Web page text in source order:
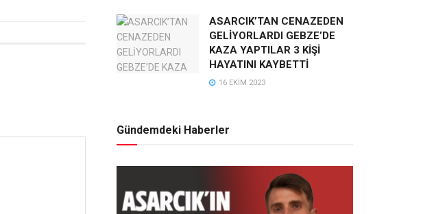
ASARCIK’TAN CENAZEDEN
GELİYORLARDI GEBZE’DE
KAZA YAPTILAR 3 KİŞİ
HAYATINI KAYBETTİ
16 EKIM 2023
Gündemdeki Haberler